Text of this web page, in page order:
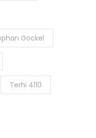
Gockel
Terhi 4110